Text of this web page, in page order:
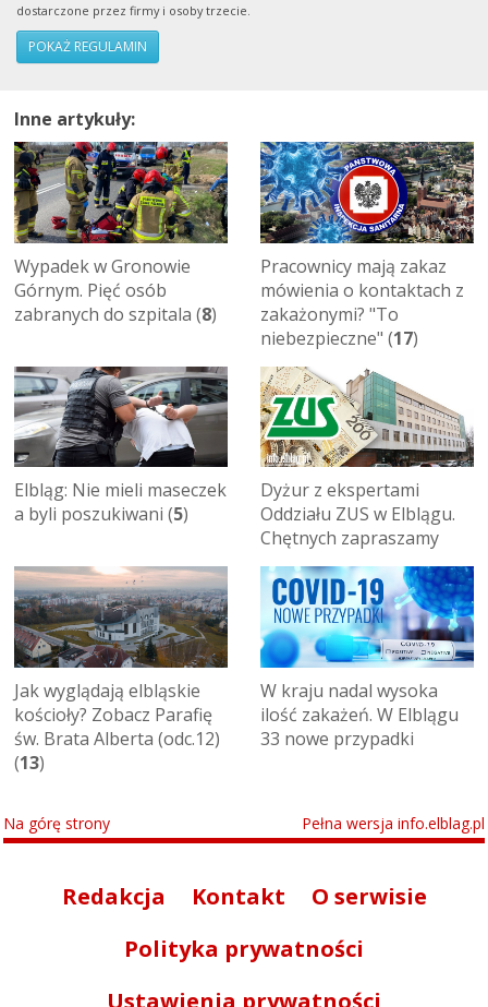
dostarczone przez firmy i osoby trzecie.
POKAŻ REGULAMIN
Inne artykuły:
Wypadek w Gronowie
Górnym. Pięć osób
zabranych do szpitala (8)
Pracownicy mają zakaz
mówienia o kontaktach z
zakażonymi? "To
niebezpieczne" (17)
Elbląg: Nie mieli maseczek
a byli poszukiwani (5)
Dyżur z ekspertami
Oddziału ZUS w Elblągu.
Chętnych zapraszamy
Jak wyglądają elbląskie
kościoły? Zobacz Parafię
św. Brata Alberta (odc.12)
(13)
W kraju nadal wysoka
ilość zakażeń. W Elblągu
33 nowe przypadki
Na górę strony Pełna wersja info.elblag.pl
Redakcja Kontakt
O serwisie
Polityka prywatności
Ustawienia prywatności